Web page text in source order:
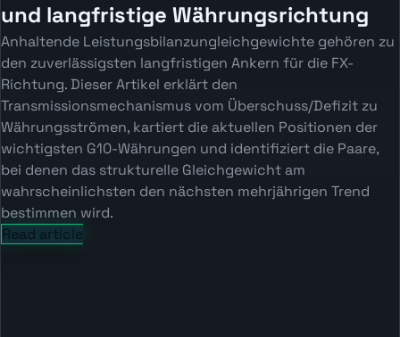
und langfristige Währungsrichtung
Anhaltende Leistungsbilanzungleichgewichte gehören zu
den zuverlässigsten langfristigen Ankern für die FX-
Richtung. Dieser Artikel erklärt den
Transmissionsmechanismus vom Überschuss/Defizit zu
Währungsströmen, kartiert die aktuellen Positionen der
wichtigsten G10-Währungen und identifiziert die Paare,
bei denen das strukturelle Gleichgewicht am
wahrscheinlichsten den nächsten mehrjährigen Trend
bestimmen wird.
Read article